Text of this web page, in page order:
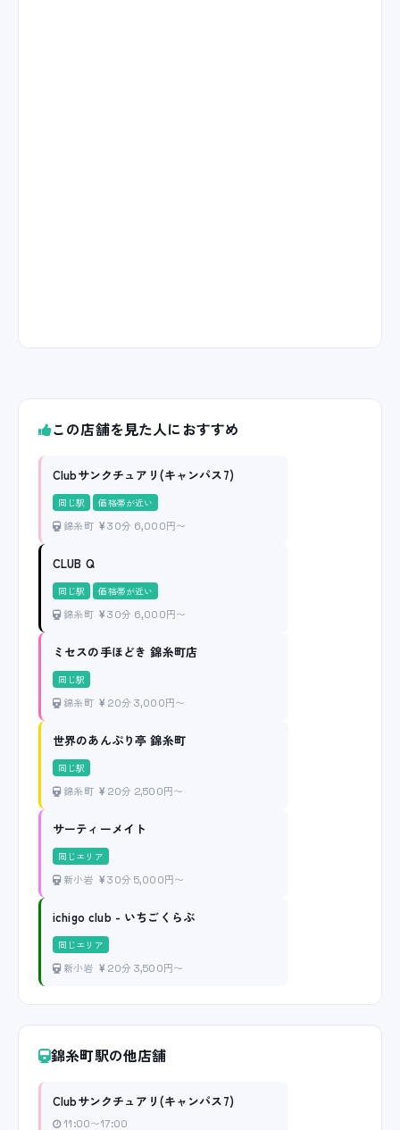
この店舗を見た人におすすめ
Clubサンクチュアリ(キャンパス7)
同じ駅 価格帯が近い
錦糸町 30分 6,000円〜
CLUB Q
同じ駅 価格帯が近い
錦糸町 30分 6,000円〜
ミセスの手ほどき 錦糸町店
同じ駅
錦糸町 20分 3,000円〜
世界のあんぷり亭 錦糸町
同じ駅
錦糸町 20分 2,500円〜
サーティーメイト
同じエリア
新小岩 30分 5,000円〜
ichigo club - いちごくらぶ
同じエリア
新小岩 20分 3,500円〜
錦糸町駅の他店舗
Clubサンクチュアリ(キャンパス7)
11:00〜17:00